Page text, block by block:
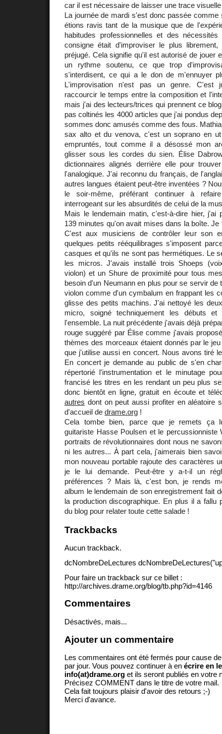
car il est nécessaire de laisser une trace
La journée de mardi s'est donc passée comme
étions ravis tant de la musique que de
habitudes professionnelles et des
consigne était d'improviser le plus
préjugé. Cela signifie qu'il est autorisé de jouer
un rythme soutenu, ce que trop
s'interdisent, ce qui a le don de m'ennuyer
L'improvisation n'est pas un genre. C'est
raccourcir le temps entre la composition et
mais j'ai des lecteurs/trices qui prennent ce
pas coltinés les 4000 articles que j'ai pondus
sommes donc amusés comme des fous.
sax alto et du venova, c'est un soprano en
empruntés, tout comme il a désossé mon
glisser sous les cordes du sien. Élise
dictionnaires alignés derrière elle pour
l'analogique. J'ai reconnu du français, de
autres langues étaient peut-être inventées ?
le soir-même, préférant continuer à
interrogeant sur les absurdités de celui de la
Mais le lendemain matin, c'est-à-dire hier, j'ai
139 minutes qu'on avait mises dans la boîte.
C'est aux musiciens de contrôler leur son
quelques petits rééquilibrages s'imposent
casques et qu'ils ne sont pas hermétiques. Le
les micros. J'avais installé trois Shoeps
violon) et un Shure de proximité pour tous
besoin d'un Neumann en plus pour se servir de
violon comme d'un cymbalum en frappant les
glisse des petits machins. J'ai nettoyé les
micro, soigné techniquement les débuts
l'ensemble. La nuit précédente j'avais déjà
rouge suggéré par Élise comme j'avais
thèmes des morceaux étaient donnés par le
que j'utilise aussi en concert. Nous avons tiré
En concert je demande au public de s'en
répertorié l'instrumentation et le minutage
francisé les titres en les rendant un peu plus
donc bientôt en ligne, gratuit en écoute et
autres dont on peut aussi profiter en aléatoire
d'accueil de drame.org !
Cela tombe bien, parce que je remets ça
guitariste Hasse Poulsen et le percussionniste
portraits de révolutionnaires dont nous ne
ni les autres... À part cela, j'aimerais bien
mon nouveau portable rajoute des caractères
je le lui demande. Peut-être y a-t-il un
préférences ? Mais là, c'est bon, je rends
album le lendemain de son enregistrement fait
la production discographique. En plus il a fallu
du blog pour relater toute cette salade !
Trackbacks
Aucun trackback.
dcNombreDeLectures
Pour faire un trackback sur ce billet :
http://archives.drame.org/blog/tb.php?id=4146
Commentaires
Désactivés, mais...
Ajouter un commentaire
Les commentaires ont été fermés pour cause
par jour. Vous pouvez continuer à en écrire en
info(at)drame.org et ils seront publiés en votre
Précisez COMMENT dans le titre de votre mail.
Cela fait toujours plaisir d'avoir des retours ;-)
Merci d'avance.